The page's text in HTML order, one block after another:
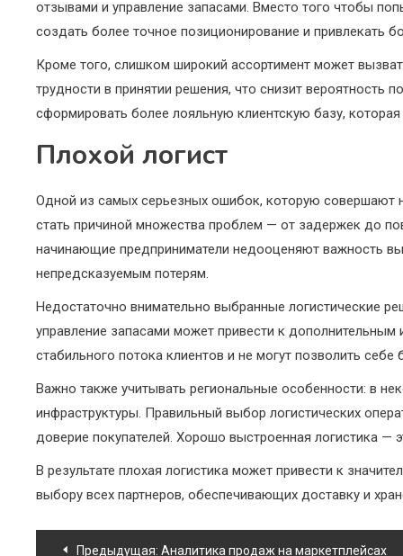
отзывами и управление запасами. Вместо того чтобы
создать более точное позиционирование и привлекать
Кроме того, слишком широкий ассортимент может
трудности в принятии решения, что снизит вероятность
сформировать более лояльную клиентскую базу,
Плохой логист
Одной из самых серьезных ошибок, которую совершают
стать причиной множества проблем — от задержек до
начинающие предприниматели недооценяют важность
непредсказуемым потерям.
Недостаточно внимательно выбранные логистические
управление запасами может привести к
стабильного потока клиентов и не могут позволить
Важно также учитывать региональные особенности: в
инфраструктуры. Правильный выбор логистических
доверие покупателей. Хорошо выстроенная логистика —
В результате плохая логистика может привести к
выбору всех партнеров, обеспечивающих доставку и
Предыдущая: Аналитика продаж на маркетплейсах